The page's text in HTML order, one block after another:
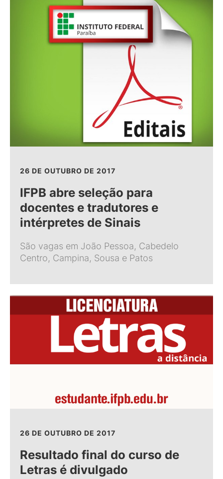
26 DE OUTUBRO DE 2017
IFPB abre seleção para
docentes e tradutores e
intérpretes de Sinais
São vagas em João Pessoa, Cabedelo
Centro, Campina, Sousa e Patos
26 DE OUTUBRO DE 2017
Resultado final do curso de
Letras é divulgado